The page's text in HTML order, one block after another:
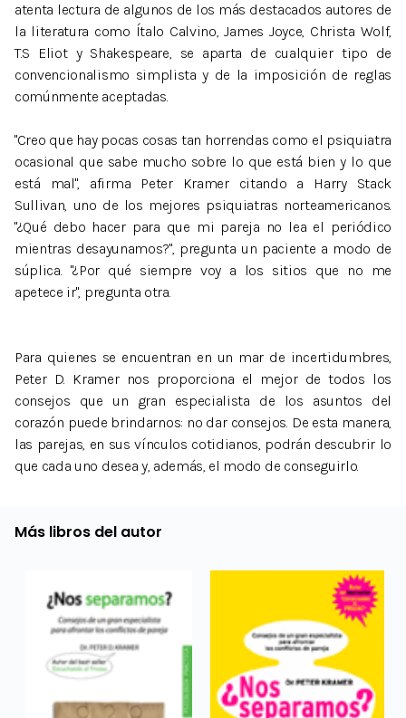
atenta lectura de algunos de los más destacados autores de
la literatura como Ítalo Calvino, James Joyce, Christa Wolf,
T.S Eliot y Shakespeare, se aparta de cualquier tipo de
convencionalismo simplista y de la imposición de reglas
comúnmente aceptadas.
"Creo que hay pocas cosas tan horrendas como el psiquiatra
ocasional que sabe mucho sobre lo que está bien y lo que
está mal", afirma Peter Kramer citando a Harry Stack
Sullivan, uno de los mejores psiquiatras norteamericanos.
"¿Qué debo hacer para que mi pareja no lea el periódico
mientras desayunamos?", pregunta un paciente a modo de
súplica. "¿Por qué siempre voy a los sitios que no me
apetece ir", pregunta otra.
Para quienes se encuentran en un mar de incertidumbres,
Peter D. Kramer nos proporciona el mejor de todos los
consejos que un gran especialista de los asuntos del
corazón puede brindarnos: no dar consejos. De esta manera,
las parejas, en sus vínculos cotidianos, podrán descubrir lo
que cada uno desea y, además, el modo de conseguirlo.
Más libros del autor